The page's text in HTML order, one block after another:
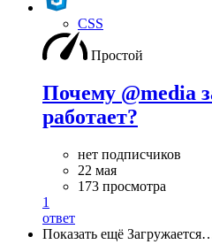
CSS
Простой
Почему @media
работает?
нет подписчиков
22 мая
173 просмотра
1
ответ
Показать ещё